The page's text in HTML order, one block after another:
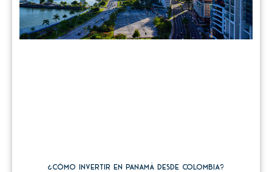
¿Cómo invertir en Panamá desde Colombia?